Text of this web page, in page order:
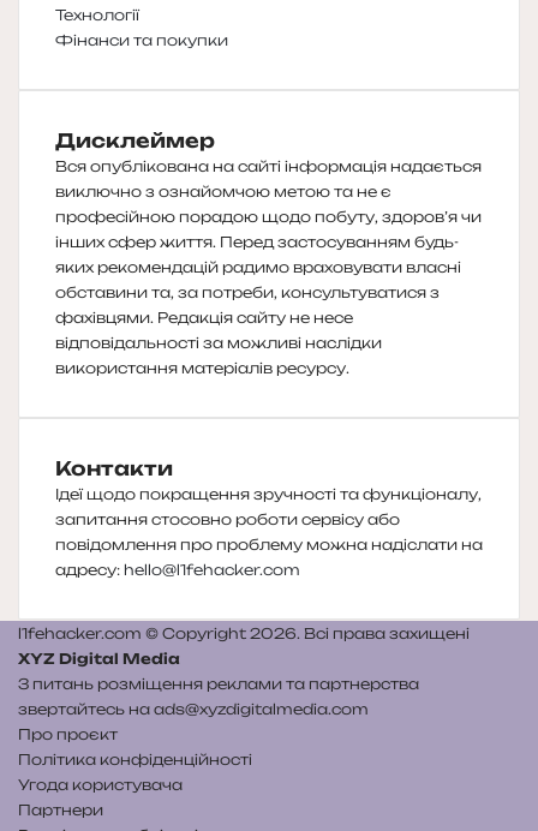
Технології
Фінанси та покупки
Дисклеймер
Вся опублікована на сайті інформація надається
виключно з ознайомчою метою та не є
професійною порадою щодо побуту, здоров’я чи
інших сфер життя. Перед застосуванням будь-
яких рекомендацій радимо враховувати власні
обставини та, за потреби, консультуватися з
фахівцями. Редакція сайту не несе
відповідальності за можливі наслідки
використання матеріалів ресурсу.
Контакти
Ідеї щодо покращення зручності та функціоналу,
запитання стосовно роботи сервісу або
повідомлення про проблему можна надіслати на
адресу: hello@l1fehacker.com
l1fehacker.com © Copyright 2026. Всі права захищені
XYZ Digital Media
З питань розміщення реклами та партнерства
звертайтесь на ads@xyzdigitalmedia.com
Про проєкт
Політика конфіденційності
Угода користувача
Партнери